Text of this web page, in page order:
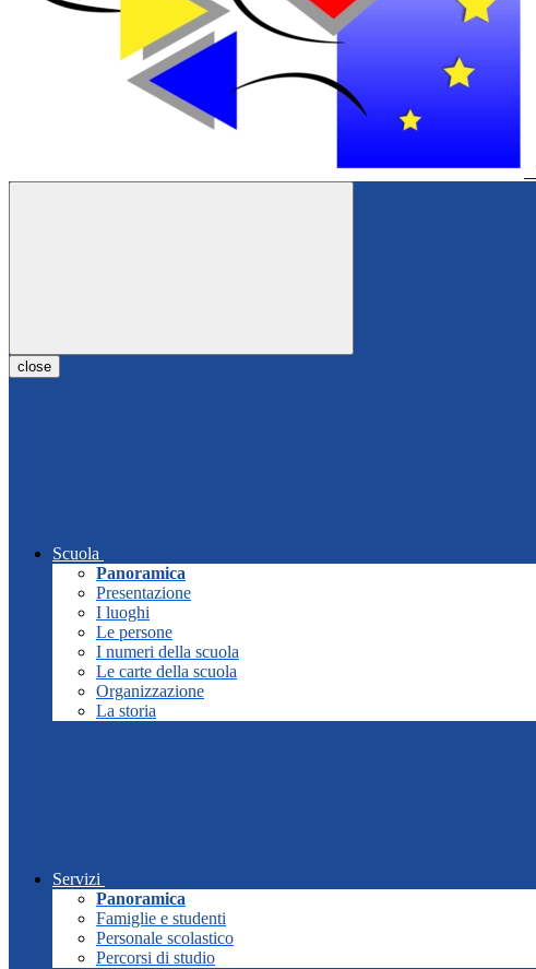
close
Scuola
Panoramica
Presentazione
I luoghi
Le persone
I numeri della scuola
Le carte della scuola
Organizzazione
La storia
Servizi
Panoramica
Famiglie e studenti
Personale scolastico
Percorsi di studio